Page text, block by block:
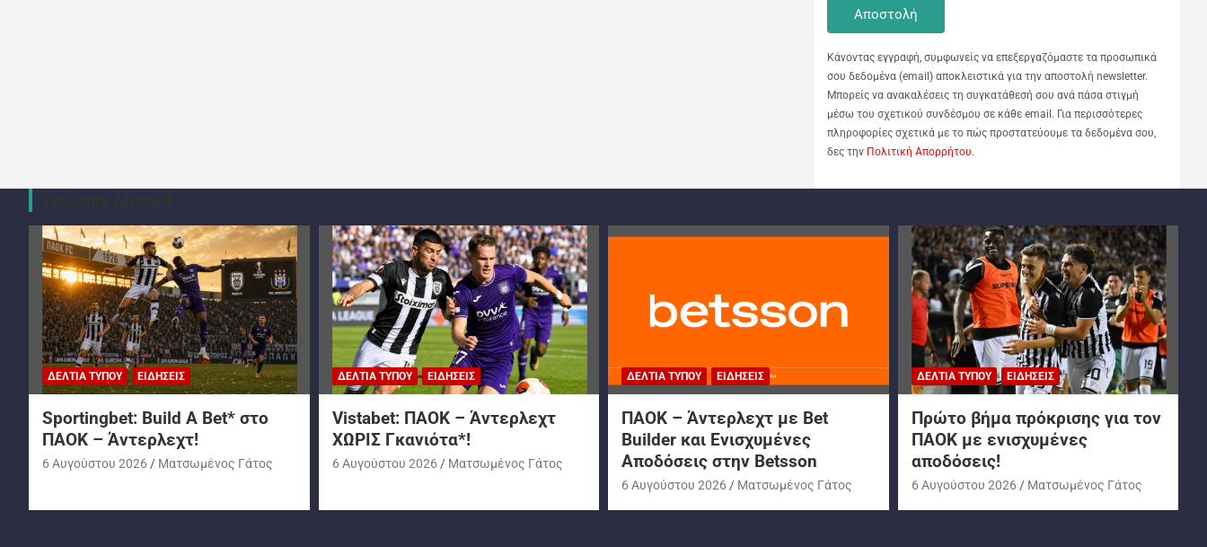
Κάνοντας εγγραφή, συμφωνείς να επεξεργαζόμαστε τα προσωπικά
σου δεδομένα (email) αποκλειστικά για την αποστολή newsletter.
Μπορείς να ανακαλέσεις τη συγκατάθεσή σου ανά πάσα στιγμή
μέσω του σχετικού συνδέσμου σε κάθε email. Για περισσότερες
πληροφορίες σχετικά με το πώς προστατεύουμε τα δεδομένα σου,
δες την Πολιτική Απορρήτου.
ΔΕΛΤΊΑ ΤΎΠΟΥ ΕΙΔΉΣΕΙΣ
Sportingbet: Build A Bet* στο
ΠΑΟΚ – Άντερλεχτ!
6 Αυγούστου 2026 Ματσωμένος Γάτος
ΔΕΛΤΊΑ ΤΎΠΟΥ ΕΙΔΉΣΕΙΣ
Vistabet: ΠΑΟΚ – Άντερλεχτ
ΧΩΡΙΣ Γκανιότα*!
6 Αυγούστου 2026 Ματσωμένος Γάτος
ΔΕΛΤΊΑ ΤΎΠΟΥ ΕΙΔΉΣΕΙΣ
ΠΑΟΚ – Άντερλεχτ με Bet
Builder και Ενισχυμένες
Αποδόσεις στην Betsson
6 Αυγούστου 2026 Ματσωμένος Γάτος
ΔΕΛΤΊΑ ΤΎΠΟΥ ΕΙΔΉΣΕΙΣ
Πρώτο βήμα πρόκρισης για τον
ΠΑΟΚ με ενισχυμένες
αποδόσεις!
6 Αυγούστου 2026 Ματσωμένος Γάτος